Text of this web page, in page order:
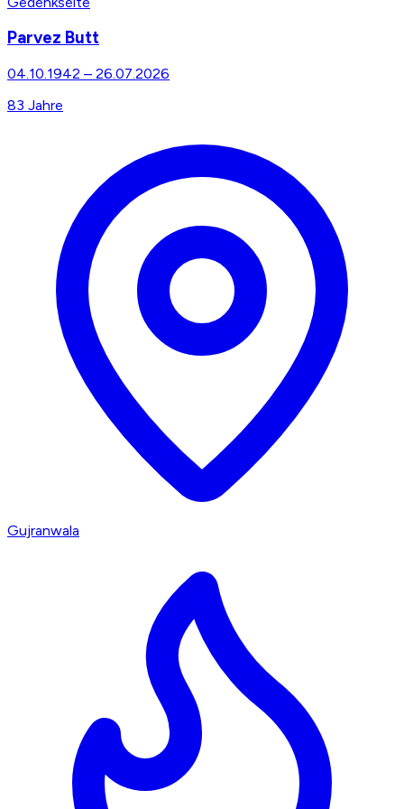
Parvez Butt
04.10.1942 – 26.07.2026
83 Jahre
Gujranwala